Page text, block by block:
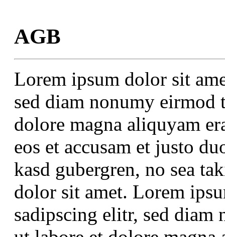
AGB
Lorem ipsum dolor sit
sed diam nonumy
dolore magna aliquyam
eos et accusam et justo
kasd gubergren, no sea
dolor sit amet. Lorem
sadipscing elitr, sed